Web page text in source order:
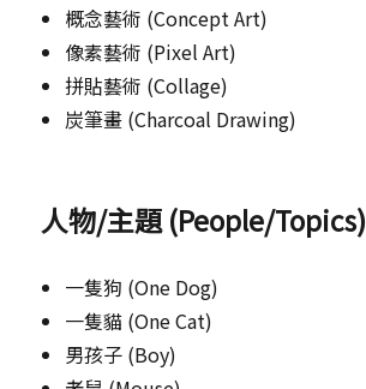
概念藝術 (Concept Art)
像素藝術 (Pixel Art)
拼貼藝術 (Collage)
炭筆畫 (Charcoal Drawing)
人物/主題 (People/Topics)
一隻狗 (One Dog)
一隻貓 (One Cat)
男孩子 (Boy)